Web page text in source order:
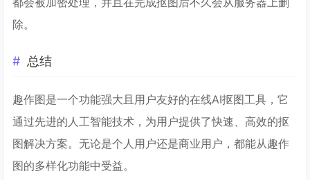
除。
总结
趣作图是一个功能强大且用户友好的在线AI抠图工具，它
通过先进的人工智能技术，为用户提供了快速、高效的抠
图解决方案。无论是个人用户还是商业用户，都能从趣作
图的多样化功能中受益。